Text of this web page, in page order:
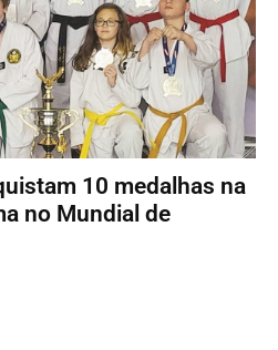
10 medalhas na
no Mundial de